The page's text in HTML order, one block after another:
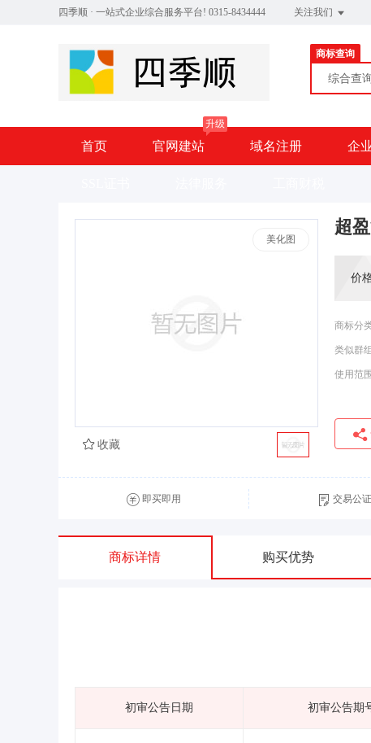
四季顺 · 一站式企业综合服务平台! 0315-8434444 关注我们
商标查询
综合查
首页 官网建站
升级
域名注册 企
美化图
超
价
商标分
类似群
使用范
收藏
即买即用 交易公证
商标详情 购买优势
初审公告日期 初审公告期